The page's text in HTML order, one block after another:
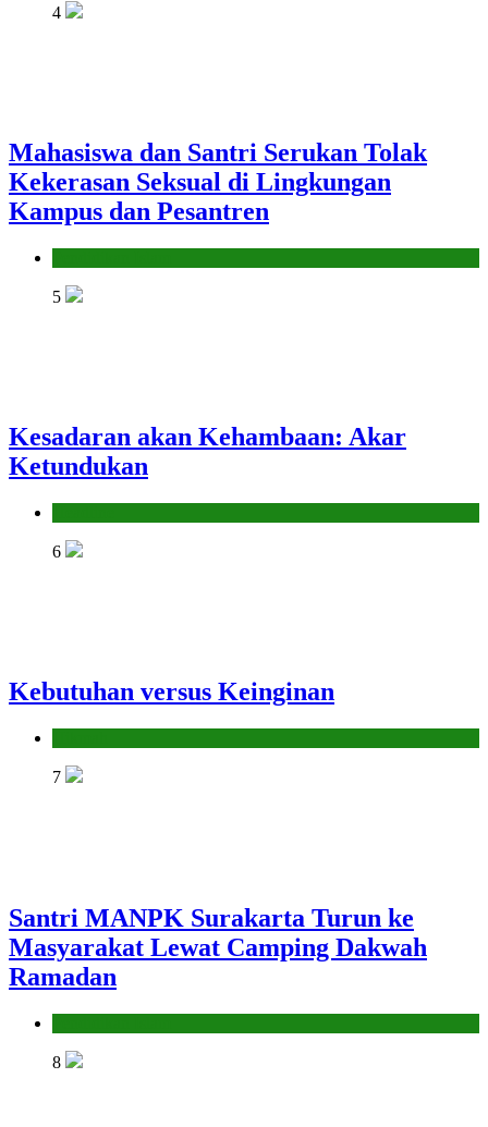
4
Mahasiswa dan Santri Serukan Tolak
Kekerasan Seksual di Lingkungan
Kampus dan Pesantren
5
Kesadaran akan Kehambaan: Akar
Ketundukan
6
Kebutuhan versus Keinginan
7
Santri MANPK Surakarta Turun ke
Masyarakat Lewat Camping Dakwah
Ramadan
8